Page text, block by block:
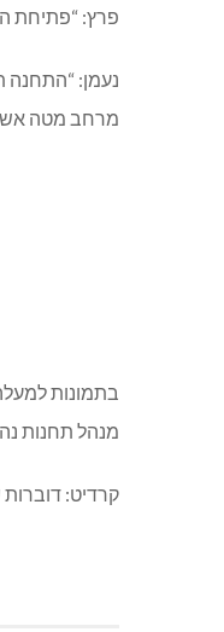
פרץ: “פתיחת
נעמן: “התחנה
מרחב מטה אשר
בתמונות
מנהל תחנות
קרדיט: דוברות